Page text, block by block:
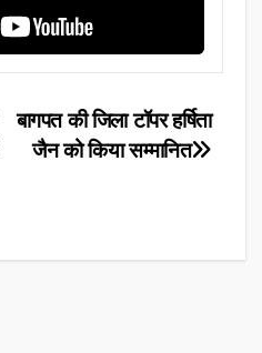
बागपत की जिला टॉपर हर्षिता
जैन को किया सम्मानित